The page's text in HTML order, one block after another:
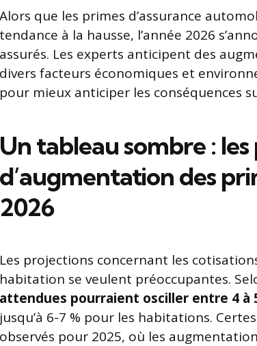
Alors que les primes d’assurance
tendance à la hausse, l’année 2026
assurés. Les experts anticipent des
divers facteurs économiques et
pour mieux anticiper les conséquences
Un tableau sombre :
d’augmentation des
2026
Les projections concernant les
habitation se veulent préoccupantes.
attendues pourraient osciller entre 4 à
jusqu’à 6-7 % pour les habitations.
observés pour 2025, où les